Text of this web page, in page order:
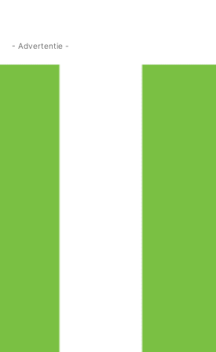
- Advertentie -